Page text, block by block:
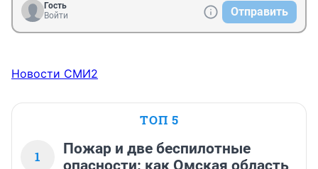
Гость
Войти
Отправить
Новости СМИ2
ТОП 5
1
Пожар и две беспилотные
опасности: как Омская область